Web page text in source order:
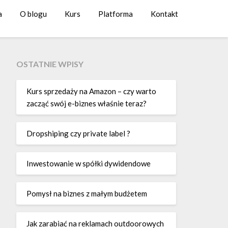
O blogu Kurs Platforma Kontakt
OSTATNIE WPISY
Kurs sprzedaży na Amazon – czy warto
zacząć swój e-biznes właśnie teraz?
Dropshiping czy private label ?
Inwestowanie w spółki dywidendowe
Pomysł na biznes z małym budżetem
Jak zarabiać na reklamach outdoorowych